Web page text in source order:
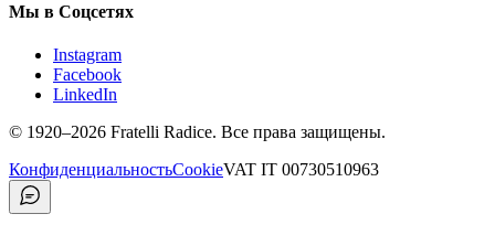
Мы в Соцсетях
Instagram
Facebook
LinkedIn
© 1920–2026 Fratelli Radice. Все права защищены.
КонфиденциальностьCookieVAT IT 00730510963